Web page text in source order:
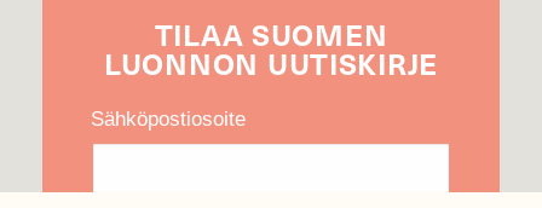
TILAA SUOMEN
LUONNON UUTIS­KIRJE
Sähköpostiosoite